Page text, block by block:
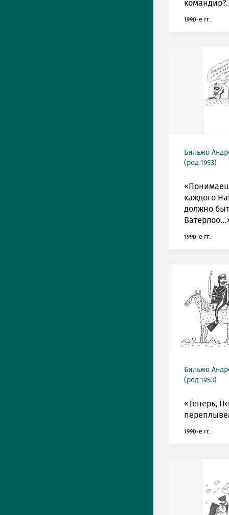
1990-е гг.
Бильжо
(род.1953)
каждого
должно
1990-е гг.
Бильжо
(род.1953)
«Теперь,
1990-е гг.